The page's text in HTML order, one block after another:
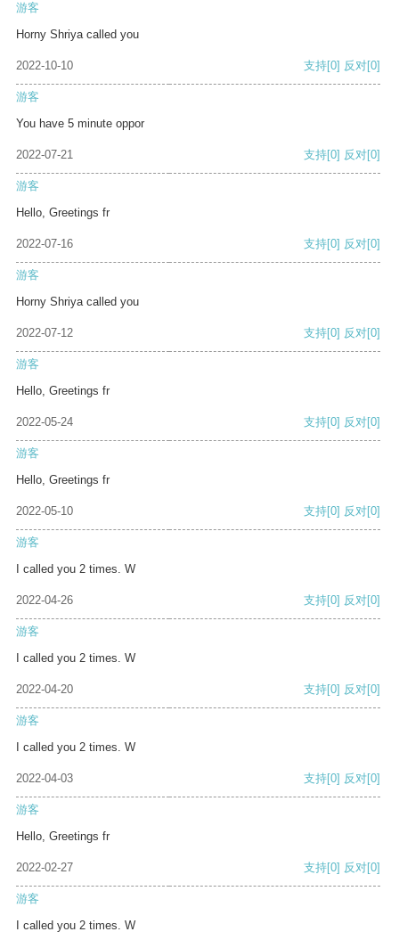
游客
Horny Shriya called you
2022-10-10 支持[0] 反对[0]
游客
You have 5 minute oppor
2022-07-21 支持[0] 反对[0]
游客
Hello, Greetings fr
2022-07-16 支持[0] 反对[0]
游客
Horny Shriya called you
2022-07-12 支持[0] 反对[0]
游客
Hello, Greetings fr
2022-05-24 支持[0] 反对[0]
游客
Hello, Greetings fr
2022-05-10 支持[0] 反对[0]
游客
I called you 2 times. W
2022-04-26 支持[0] 反对[0]
游客
I called you 2 times. W
2022-04-20 支持[0] 反对[0]
游客
I called you 2 times. W
2022-04-03 支持[0] 反对[0]
游客
Hello, Greetings fr
2022-02-27 支持[0] 反对[0]
游客
I called you 2 times. W